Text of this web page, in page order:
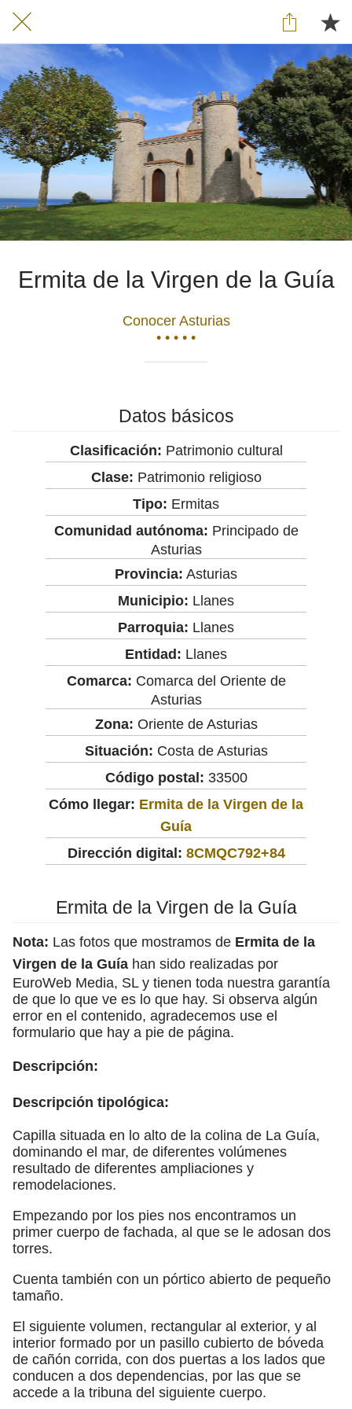
Ermita de la Virgen de la Guía
Conocer Asturias
• • • • •
Datos básicos
Clasificación: Patrimonio cultural
Clase: Patrimonio religioso
Tipo: Ermitas
Comunidad autónoma: Principado de
Asturias
Provincia: Asturias
Municipio: Llanes
Parroquia: Llanes
Entidad: Llanes
Comarca: Comarca del Oriente de
Asturias
Zona: Oriente de Asturias
Situación: Costa de Asturias
Código postal: 33500
Cómo llegar: Ermita de la Virgen de la
Guía
Dirección digital: 8CMQC792+84
Ermita de la Virgen de la Guía
Nota: Las fotos que mostramos de Ermita de la
Virgen de la Guía han sido realizadas por
EuroWeb Media, SL y tienen toda nuestra garantía
de que lo que ve es lo que hay. Si observa algún
error en el contenido, agradecemos use el
formulario que hay a pie de página.
Descripción:
Descripción tipológica:
Capilla situada en lo alto de la colina de La Guía,
dominando el mar, de diferentes volúmenes
resultado de diferentes ampliaciones y
remodelaciones.
Empezando por los pies nos encontramos un
primer cuerpo de fachada, al que se le adosan dos
torres.
Cuenta también con un pórtico abierto de pequeño
tamaño.
El siguiente volumen, rectangular al exterior, y al
interior formado por un pasillo cubierto de bóveda
de cañón corrida, con dos puertas a los lados que
conducen a dos dependencias, por las que se
accede a la tribuna del siguiente cuerpo.